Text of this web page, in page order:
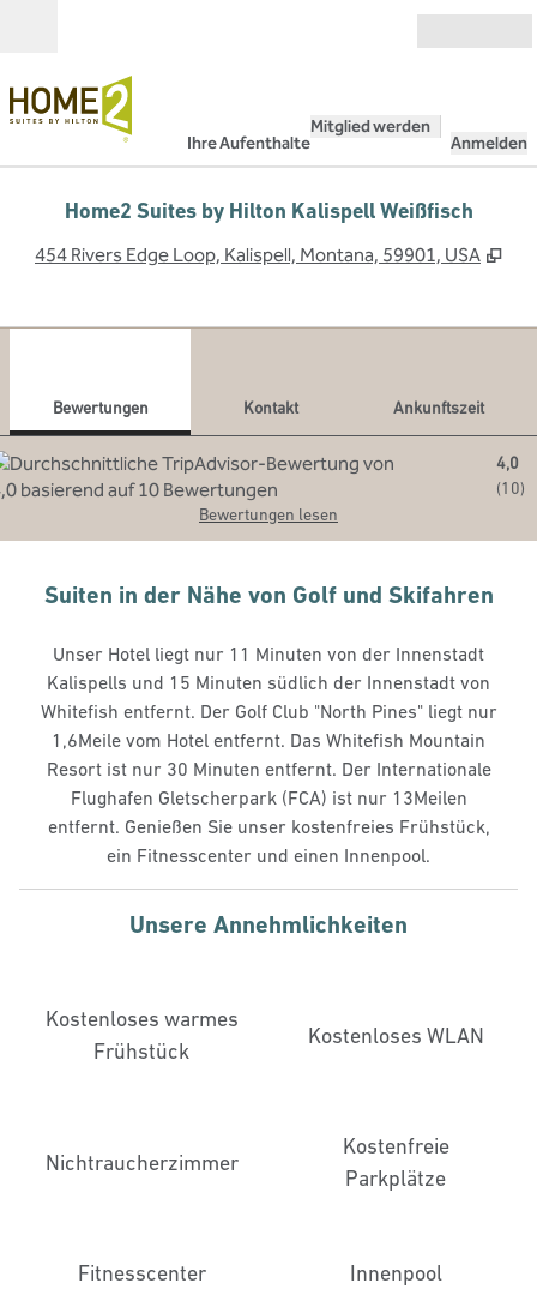
Ihre Aufenthalte
Mitglied werden
Anmelden
Home2 Suites by Hilton Kalispell Weißfisch
454 Rivers Edge Loop, Kalispell, Montana, 59901, USA ,
Bewertungen Kontakt
Ankunftszeit
4,0
(10)
Bewertungen lesen
Suiten in der Nähe von Golf und Skifahren
Unser Hotel liegt nur 11 Minuten von der Innenstadt
Kalispells und 15 Minuten südlich der Innenstadt von
Whitefish entfernt. Der Golf Club "North Pines" liegt nur
1,6Meile vom Hotel entfernt. Das Whitefish Mountain
Resort ist nur 30 Minuten entfernt. Der Internationale
Flughafen Gletscherpark (FCA) ist nur 13Meilen
entfernt. Genießen Sie unser kostenfreies Frühstück,
ein Fitnesscenter und einen Innenpool.
Unsere Annehmlichkeiten
Kostenloses warmes
Frühstück
Kostenloses WLAN
Nichtraucher­zimmer
Kostenfreie
Parkplätze
Fitnesscenter Innenpool